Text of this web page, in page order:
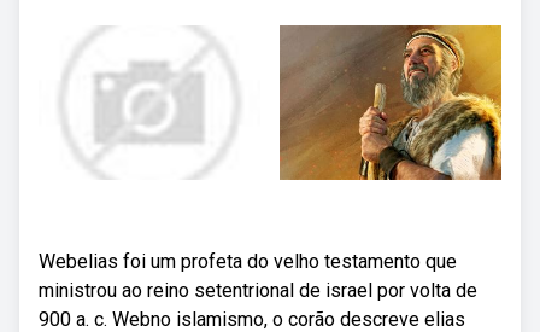
Webelias foi um profeta do velho testamento que
ministrou ao reino setentrional de israel por volta de
900 a. c. Webno islamismo, o corão descreve elias